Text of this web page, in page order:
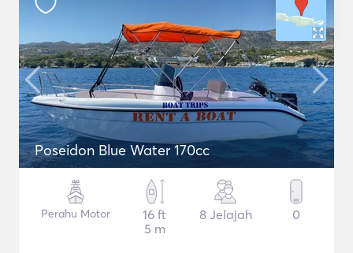
Poseidon Blue Water 170cc
Perahu Motor
16 ft
5 m
8 Jelajah 0